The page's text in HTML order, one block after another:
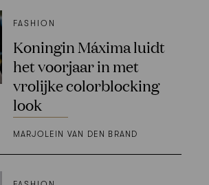
FASHION
Koningin Máxima luidt
het voorjaar in met
vrolijke colorblocking
look
MARJOLEIN VAN DEN BRAND